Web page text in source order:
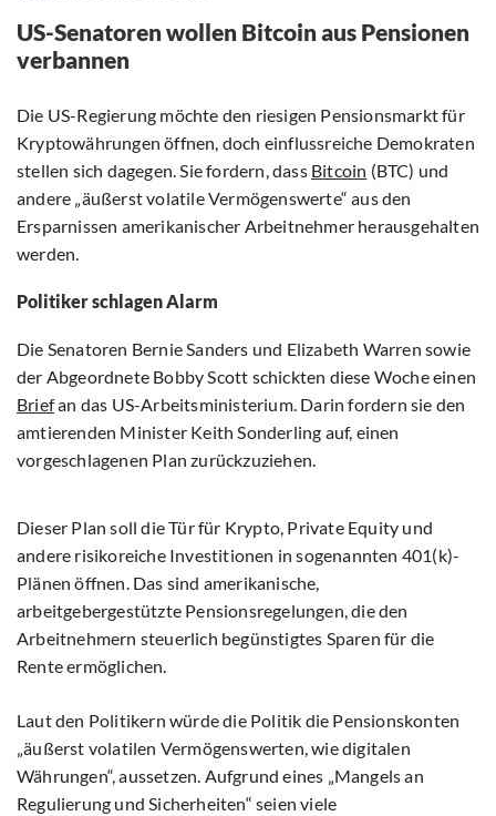
US-Senatoren wollen Bitcoin aus Pensionen
verbannen
Die US-Regierung möchte den riesigen Pensionsmarkt für
Kryptowährungen öffnen, doch einflussreiche Demokraten
stellen sich dagegen. Sie fordern, dass Bitcoin (BTC) und
andere „äußerst volatile Vermögenswerte“ aus den
Ersparnissen amerikanischer Arbeitnehmer herausgehalten
werden.
Politiker schlagen Alarm
Die Senatoren Bernie Sanders und Elizabeth Warren sowie
der Abgeordnete Bobby Scott schickten diese Woche einen
Briefan das US-Arbeitsministerium. Darin fordern sie den
amtierenden Minister Keith Sonderling auf, einen
vorgeschlagenen Plan zurückzuziehen.
Dieser Plan soll die Tür für Krypto, Private Equity und
andere risikoreiche Investitionen in sogenannten 401(k)-
Plänen öffnen. Das sind amerikanische,
arbeitgebergestützte Pensionsregelungen, die den
Arbeitnehmern steuerlich begünstigtes Sparen für die
Rente ermöglichen.
Laut den Politikern würde die Politik die Pensionskonten
„äußerst volatilen Vermögenswerten, wie digitalen
Währungen“, aussetzen. Aufgrund eines „Mangels an
Regulierung und Sicherheiten“ seien viele